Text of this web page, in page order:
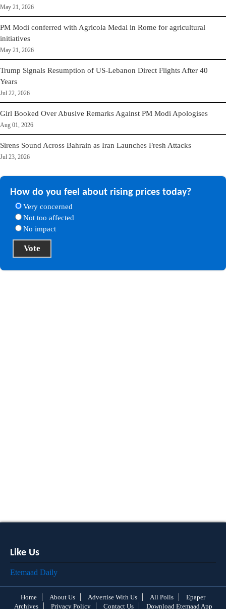
May 21, 2026
PM Modi conferred with Agricola Medal in Rome for agricultural
initiatives
May 21, 2026
Trump Signals Resumption of US-Lebanon Direct Flights After 40
Years
Jul 22, 2026
Girl Booked Over Abusive Remarks Against PM Modi Apologises
Aug 01, 2026
Sirens Sound Across Bahrain as Iran Launches Fresh Attacks
Jul 23, 2026
How do you feel about rising prices today?
Very concerned
Not too affected
No impact
Like Us
Etemaad Daily
Home About Us Advertise With Us All Polls
Epaper
Archives
Privacy Policy Contact Us Download Etemaad App